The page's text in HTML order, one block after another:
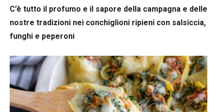
C’è tutto il profumo e il sapore della campagna e delle
nostre tradizioni nei conchiglioni ripieni con salsiccia,
funghi e peperoni